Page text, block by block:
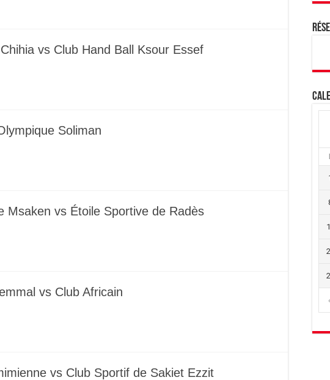
vs Club Hand Ball Ksour Essef
Soliman
Msaken vs Étoile Sportive de Radès
vs Club Africain
vs Club Sportif de Sakiet Ezzit
L